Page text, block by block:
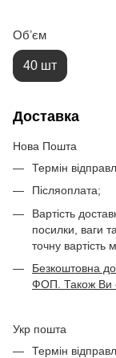
Обʼєм
40 шт
Доставка
Нова Пошта
Термін
Післяоплата;
Вартість
посилки, ваги
точну вартість
Безкоштовна
ФОП. Також Ви
Укр пошта
Термін